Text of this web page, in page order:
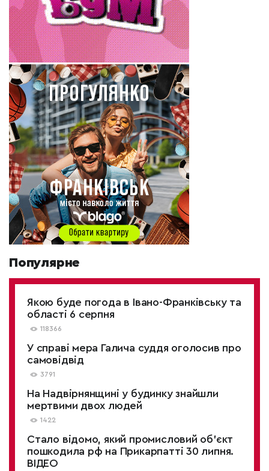
Популярне
Якою буде погода в Івано-Франківську та
області 6 серпня
118366
У справі мера Галича суддя оголосив про
самовідвід
3791
На Надвірнянщині у будинку знайшли
мертвими двох людей
1422
Стало відомо, який промисловий об’єкт
пошкодила рф на Прикарпатті 30 липня.
ВІДЕО